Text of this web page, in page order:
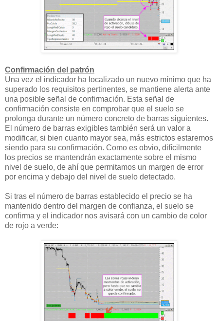
Confirmación del patrón
Una vez el indicador ha localizado un nuevo mínimo que ha
superado los requisitos pertinentes, se mantiene alerta ante
una posible señal de confirmación. Esta señal de
confirmación consiste en comprobar que el suelo se
prolonga durante un número concreto de barras siguientes.
El número de barras exigibles también será un valor a
modificar, si bien cuanto mayor sea, más estrictos estaremos
siendo para su confirmación. Como es obvio, difícilmente
los precios se mantendrán exactamente sobre el mismo
nivel de suelo, de ahí que permitamos un margen de error
por encima y debajo del nivel de suelo detectado.
Si tras el número de barras establecido el precio se ha
mantenido dentro del margen de confianza, el suelo se
confirma y el indicador nos avisará con un cambio de color
de rojo a verde: